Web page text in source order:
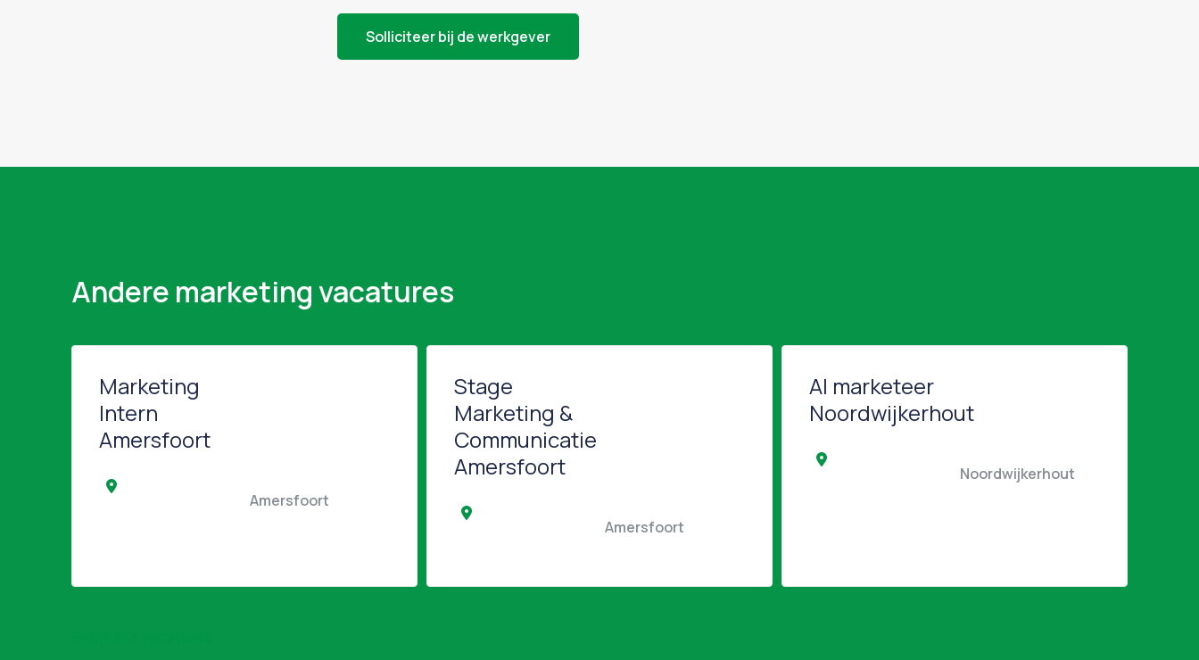
Solliciteer bij de werkgever
Andere marketing vacatures
Marketing
Intern
Amersfoort
Stage
Marketing &
Communicatie
Amersfoort
AI marketeer
Noordwijkerhout